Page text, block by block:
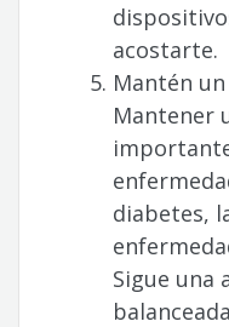
acostarte.
Mantén
Mantener
diabetes,
Sigue una